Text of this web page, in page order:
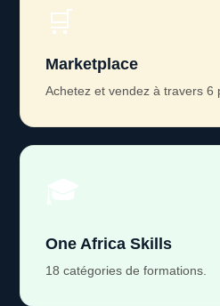
🛒
Marketplace
Achetez et vendez à travers 6
One Africa Skills
18 catégories de formations.